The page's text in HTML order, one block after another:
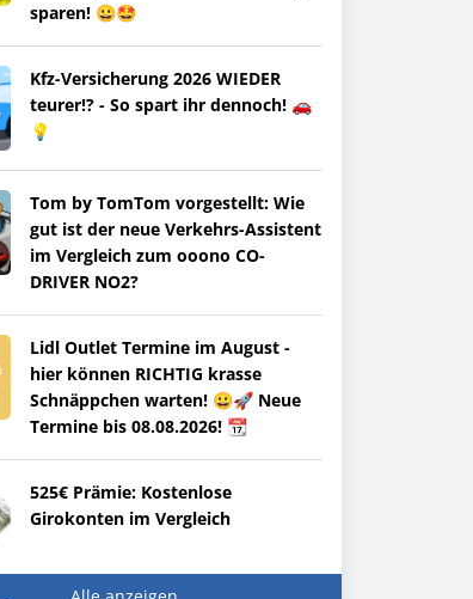
sparen! 😀🤩
Kfz-Versicherung 2026 WIEDER
teurer!? - So spart ihr dennoch! 🚗
💡
Tom by TomTom vorgestellt: Wie
gut ist der neue Verkehrs-Assistent
im Vergleich zum ooono CO-
DRIVER NO2?
Lidl Outlet Termine im August -
hier können RICHTIG krasse
Schnäppchen warten! 😀🚀 Neue
Termine bis 08.08.2026! 📆
525€ Prämie: Kostenlose
Girokonten im Vergleich